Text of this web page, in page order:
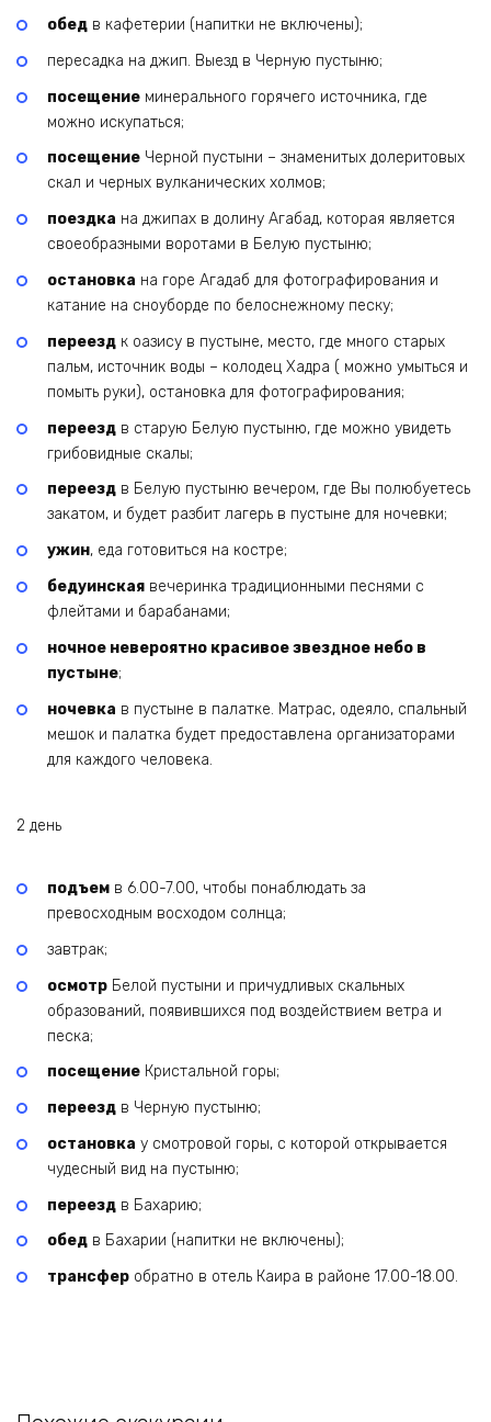
обед в кафетерии (напитки не включены);
пересадка на джип. Выезд в Черную пустыню;
посещение минерального горячего источника, где
можно искупаться;
посещение Черной пустыни – знаменитых долеритовых
скал и черных вулканических холмов;
поездка на джипах в долину Агабад, которая является
своеобразными воротами в Белую пустыню;
остановка на горе Агадаб для фотографирования и
катание на сноуборде по белоснежному песку;
переезд к оазису в пустыне, место, где много старых
пальм, источник воды – колодец Хадра ( можно умыться и
помыть руки), остановка для фотографирования;
переезд в старую Белую пустыню, где можно увидеть
грибовидные скалы;
переезд в Белую пустыню вечером, где Вы полюбуетесь
закатом, и будет разбит лагерь в пустыне для ночевки;
ужин, еда готовиться на костре;
бедуинская вечеринка традиционными песнями с
флейтами и барабанами;
ночное невероятно красивое звездное небо в
пустыне;
ночевка в пустыне в палатке. Матрас, одеяло, спальный
мешок и палатка будет предоставлена организаторами
для каждого человека.
2 день
подъем в 6.00-7.00, чтобы понаблюдать за
превосходным восходом солнца;
завтрак;
осмотр Белой пустыни и причудливых скальных
образований, появившихся под воздействием ветра и
песка;
посещение Кристальной горы;
переезд в Черную пустыню;
остановка у смотровой горы, с которой открывается
чудесный вид на пустыню;
переезд в Бахарию;
обед в Бахарии (напитки не включены);
трансфер обратно в отель Каира в районе 17.00-18.00.